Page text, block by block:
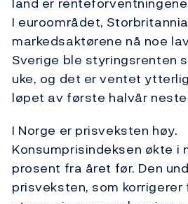
I euroområdet,
markedsaktørene nå noe
Sverige ble styringsrenten
uke, og det er ventet
løpet av første halvår neste
I Norge er prisveksten høy.
Konsumprisindeksen økte i
prosent fra året før. Den
prisveksten, som